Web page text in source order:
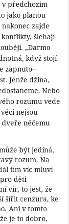
v předchozím
jako planou
zajde
šlehají
„Darmo
když stojí
zapnuto–
Jenže džina,
Nebo
rozumu vede
nejsou
něčemu
být jediná,
rozum. Na
tím víc mluví
děti
vír, to jest, že
šířit cenzura, ke
Ani v tomto
je to dobro,